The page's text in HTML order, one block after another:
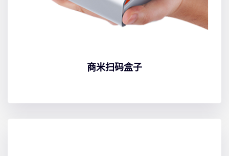
商米扫码盒子